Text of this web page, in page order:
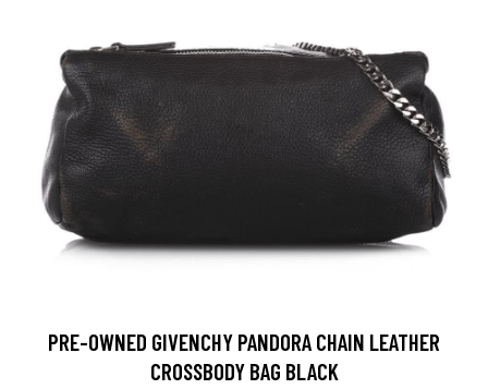
PRE-OWNED GIVENCHY PANDORA CHAIN LEATHER
CROSSBODY BAG BLACK